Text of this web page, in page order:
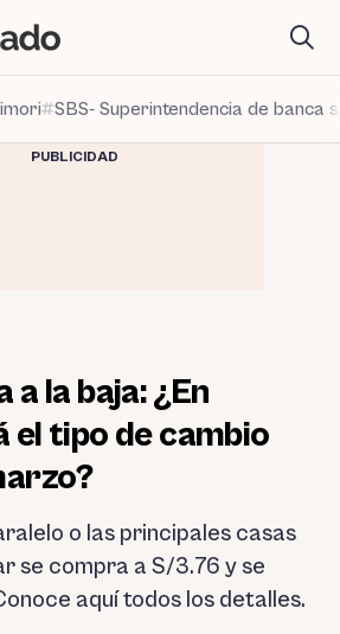
SBS- Superintendencia de banca
PUBLICIDAD
la baja: ¿En
el tipo de cambio
o las principales casas
se compra a S/3.76 y se
aquí todos los detalles.